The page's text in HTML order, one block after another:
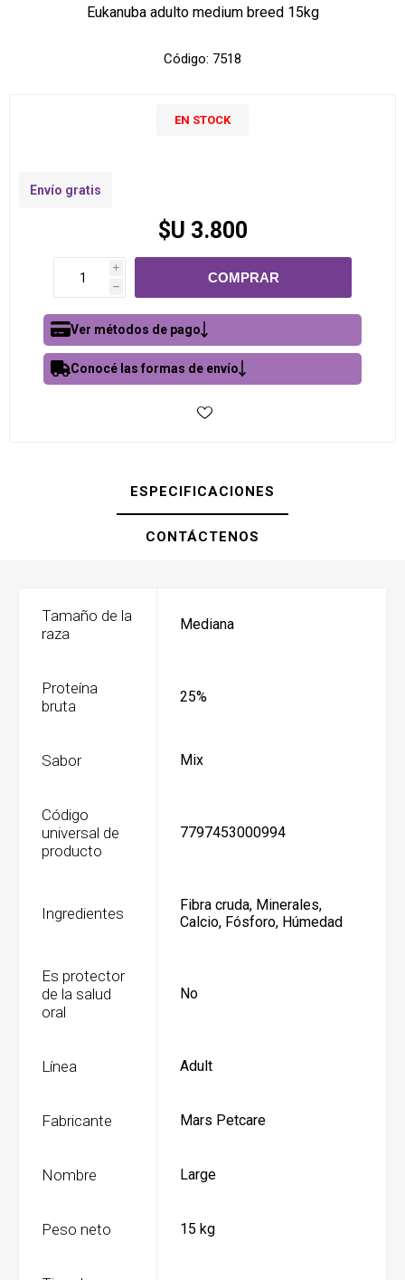
Eukanuba adulto medium breed 15kg
Código: 7518
EN STOCK
Envío gratis
$U 3.800
i
h
Ver métodos de pago
Conocé las formas de envío
ESPECIFICACIONES
CONTÁCTENOS
Tamaño de la
raza
Mediana
Proteína
bruta
25%
Sabor Mix
Código
universal de
producto
7797453000994
Ingredientes
Fibra cruda, Minerales,
Calcio, Fósforo, Húmedad
Es protector
de la salud
oral
No
Línea Adult
Fabricante Mars Petcare
Nombre Large
Peso neto 15 kg